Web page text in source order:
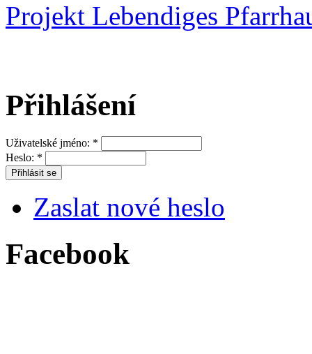
Projekt Lebendiges
Přihlášení
Uživatelské jméno: *
Heslo: *
Zaslat nové heslo
Facebook